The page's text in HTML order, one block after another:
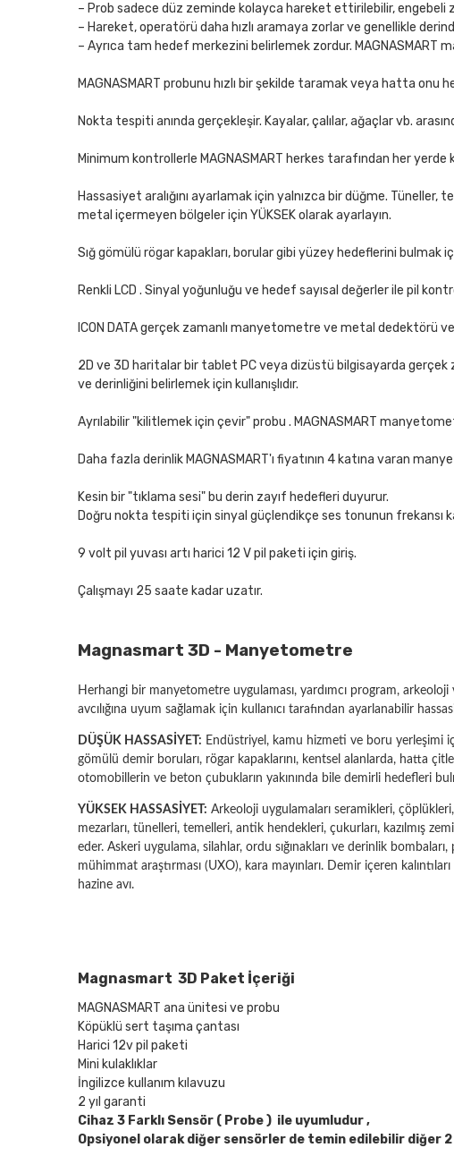
– Prob sadece düz zeminde kolayca hareket ettirilebilir,
– Hareket, operatörü daha hızlı aramaya zorlar ve genellikle
– Ayrıca tam hedef merkezini belirlemek zordur. MAGNASMART
MAGNASMART probunu hızlı bir şekilde taramak veya hatta
Nokta tespiti anında gerçekleşir. Kayalar, çalılar, ağaçlar vb.
Minimum kontrollerle MAGNASMART herkes tarafından her yerde
Hassasiyet aralığını ayarlamak için yalnızca bir düğme.
metal içermeyen bölgeler için YÜKSEK olarak ayarlayın.
Sığ gömülü rögar kapakları, borular gibi yüzey hedeflerini bulmak
Renkli LCD . Sinyal yoğunluğu ve hedef sayısal değerler ile pil
ICON DATA gerçek zamanlı manyetometre ve metal dedektörü
2D ve 3D haritalar bir tablet PC veya dizüstü bilgisayarda gerçek
ve derinliğini belirlemek için kullanışlıdır.
Ayrılabilir "kilitlemek için çevir" probu . MAGNASMART
Daha fazla derinlik MAGNASMART'ı fiyatının 4 katına varan
Kesin bir "tıklama sesi" bu derin zayıf hedefleri duyurur.
Doğru nokta tespiti için sinyal güçlendikçe ses tonunun frekansı
9 volt pil yuvası artı harici 12 V pil paketi için giriş.
Çalışmayı 25 saate kadar uzatır.
Magnasmart 3D - Manyetometre
Herhangi bir manyetometre uygulaması, yardımcı program, arkeoloji
avcılığına uyum sağlamak için kullanıcı tarafından ayarlanabilir
DÜŞÜK HASSASİYET: Endüstriyel, kamu hizmeti ve boru yerleşimi
gömülü demir boruları, rögar kapaklarını, kentsel alanlarda, hatta
otomobillerin ve beton çubukların yakınında bile demirli hedefleri
YÜKSEK HASSASİYET: Arkeoloji uygulamaları seramikleri,
mezarları, tünelleri, temelleri, antik hendekleri, çukurları, kazılmış
eder. Askeri uygulama, silahlar, ordu sığınakları ve derinlik bombaları,
mühimmat araştırması (UXO), kara mayınları. Demir içeren
hazine avı.
Magnasmart 3D Paket İçeriği
MAGNASMART ana ünitesi ve probu
Köpüklü sert taşıma çantası
Harici 12v pil paketi
Mini kulaklıklar
İngilizce kullanım kılavuzu
2 yıl garanti
Cihaz 3 Farklı Sensör ( Probe ) ile uyumludur ,
Opsiyonel olarak diğer sensörler de temin edilebilir diğer